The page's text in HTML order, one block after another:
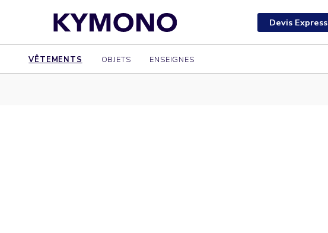
Devis Express
VÊTEMENTS OBJETS ENSEIGNES